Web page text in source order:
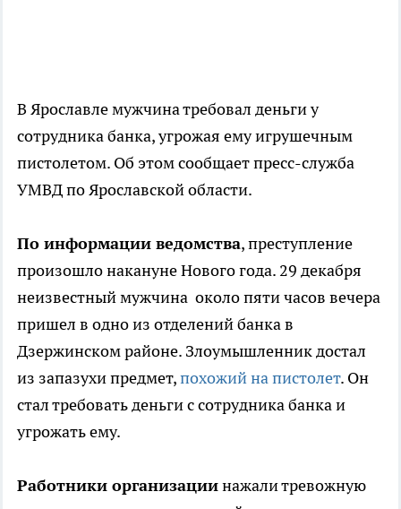
В Ярославле мужчина требовал деньги у
сотрудника банка, угрожая ему игрушечным
пистолетом. Об этом сообщает пресс-служба
УМВД по Ярославской области.
По информации ведомства, преступление
произошло накануне Нового года. 29 декабря
неизвестный мужчина около пяти часов вечера
пришел в одно из отделений банка в
Дзержинском районе. Злоумышленник достал
из запазухи предмет,похожий на пистолет. Он
стал требовать деньги с сотрудника банка и
угрожать ему.
Работники организациинажали тревожную